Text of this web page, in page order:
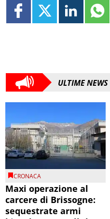
ULTIME NEWS
CRONACA
Maxi operazione al
carcere di Brissogne:
sequestrate armi